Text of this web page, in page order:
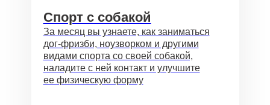
Спорт с собакой
За месяц вы узнаете, как заниматься
дог-фризби, ноузворком и другими
видами спорта со своей собакой,
наладите с ней контакт и улучшите
ее физическую форму